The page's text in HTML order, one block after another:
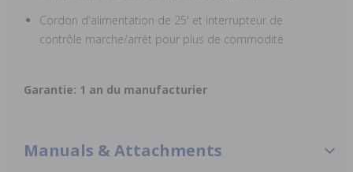
Cordon d'alimentation de 25' et interrupteur de
contrôle marche/arrêt pour plus de commodité
Garantie: 1 an du manufacturier
Manuals & Attachments